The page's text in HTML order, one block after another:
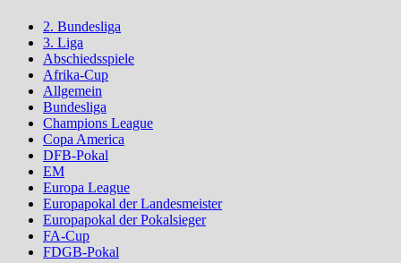
2. Bundesliga
3. Liga
Abschiedsspiele
Afrika-Cup
Allgemein
Bundesliga
Champions League
Copa America
DFB-Pokal
EM
Europa League
Europapokal der Landesmeister
Europapokal der Pokalsieger
FA-Cup
FDGB-Pokal